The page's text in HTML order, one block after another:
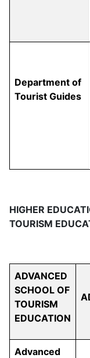
Department of
Tourist Guides
ΗIGHER
TOURISM
ADVANCED
SCHOOL OF
TOURISM
EDUCATION
Advanced